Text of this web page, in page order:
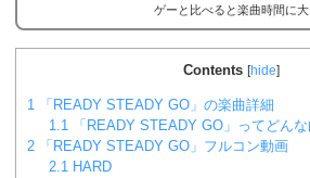
ゲーと比べると楽曲時間に
ガルパに登場する楽曲の長
ベント周回におすすめの楽
別スコア効率表(協力ライブ)
Contents [hide]
1 「READY STEADY GO」の楽曲詳細
1.1 「READY STEADY GO」ってどんな
2 「READY STEADY GO」フルコン動画
2.1 HARD